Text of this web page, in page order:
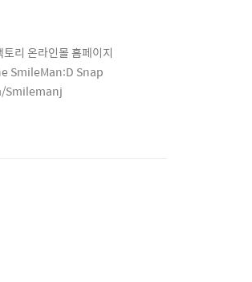
리 온라인몰 홈페이지
SmileMan:D Snap
Smilemanj